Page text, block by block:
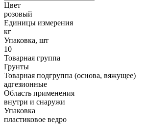
Цвет
розовый
Единицы измерения
кг
Упаковка, шт
10
Товарная группа
Грунты
Товарная подгруппа (основа, вяжущее)
адгезионные
Область применения
внутри и снаружи
Упаковка
пластиковое ведро